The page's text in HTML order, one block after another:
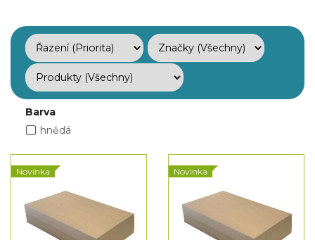
Barva
hnědá
Novinka Novinka